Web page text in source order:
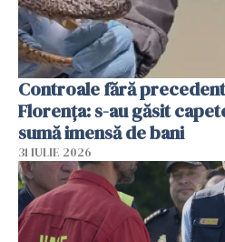
Controale fără
Florența: s-au găsit
sumă imensă de bani
31 IULIE 2026